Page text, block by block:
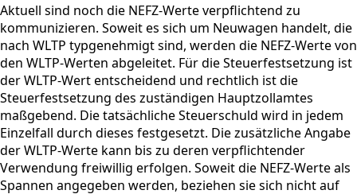
Aktuell sind noch die NEFZ-Werte verpflichtend zu
kommunizieren. Soweit es sich um Neuwagen handelt, die
nach WLTP typgenehmigt sind, werden die NEFZ-Werte von
den WLTP-Werten abgeleitet. Für die Steuerfestsetzung ist
der WLTP-Wert entscheidend und rechtlich ist die
Steuerfestsetzung des zuständigen Hauptzollamtes
maßgebend. Die tatsächliche Steuerschuld wird in jedem
Einzelfall durch dieses festgesetzt. Die zusätzliche Angabe
der WLTP-Werte kann bis zu deren verpflichtender
Verwendung freiwillig erfolgen. Soweit die NEFZ-Werte als
Spannen angegeben werden, beziehen sie sich nicht auf